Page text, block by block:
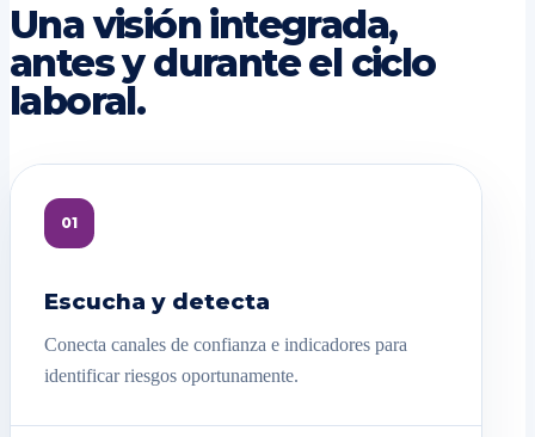
Una visión integrada,
antes y durante el ciclo
laboral.
01
Escucha y detecta
Conecta canales de confianza e indicadores para
identificar riesgos oportunamente.